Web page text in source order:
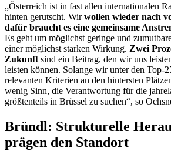
„Österreich ist in fast allen internationalen
hinten gerutscht. Wirwollen wieder nach
dafür braucht es eine gemeinsame
Es geht um möglichst geringe und
einer möglichst starken Wirkung. Zwei
Zukunft sind ein Beitrag, den wir uns
leisten können. Solange wir unter den Top-
relevanten Kriterien an den hintersten
wenig Sinn, die Verantwortung für die
größtenteils in Brüssel zu suchen“, so
Bründl: Strukturelle
prägen den Standort